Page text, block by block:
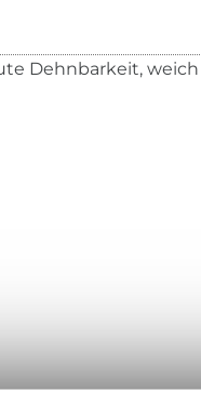
Dehnbarkeit, weich